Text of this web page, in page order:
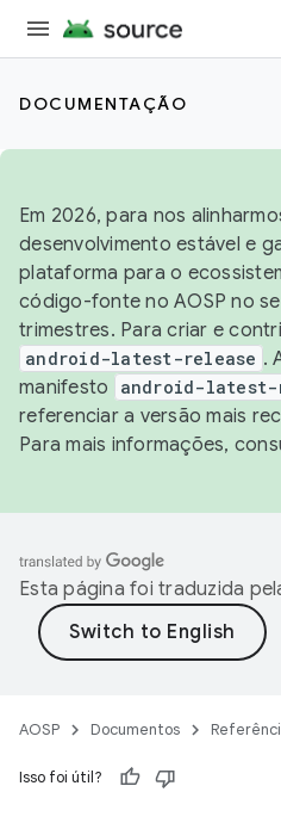
DOCUMENTAÇÃO
Em 2026, para nos
desenvolvimento estável e
plataforma para o
código-fonte no AOSP no
trimestres. Para criar e
android-latest-release .
manifesto
android-latest-
referenciar a versão mais
Para mais informações,
Esta página foi traduzida
AOSP Documentos
Isso foi útil?